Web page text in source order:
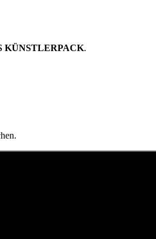
KÜNSTLERPACK.